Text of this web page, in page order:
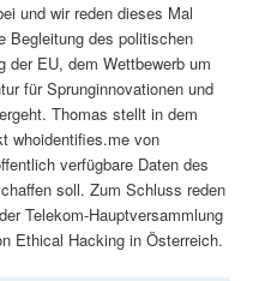
und wir reden dieses Mal
Begleitung des politischen
der EU, dem Wettbewerb um
für Sprunginnovationen und
Thomas stellt in dem
whoidentifies.me von
verfügbare Daten des
soll. Zum Schluss reden
Telekom-Hauptversammlung
Ethical Hacking in Österreich.